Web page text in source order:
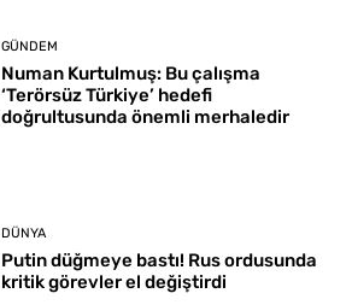
GÜNDEM
Numan Kurtulmuş: Bu çalışma
‘Terörsüz Türkiye’ hedefi
doğrultusunda önemli merhaledir
DÜNYA
Putin düğmeye bastı! Rus ordusunda
kritik görevler el değiştirdi